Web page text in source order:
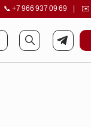
📞+7 966 937 09 69 ✉️